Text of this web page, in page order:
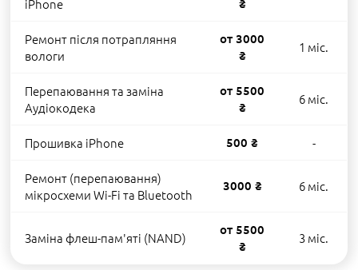
iPhone ₴
Ремонт після потрапляння
вологи
от 3000
₴
1 міс.
Перепаювання та заміна
Аудіокодека
от 5500
₴
6 міс.
Прошивка iPhone 500 ₴ -
Ремонт (перепаювання)
мікросхеми Wi-Fi та Bluetooth
3000 ₴ 6 міс.
Заміна флеш-пам'яті (NAND)
от 5500
₴
3 міс.